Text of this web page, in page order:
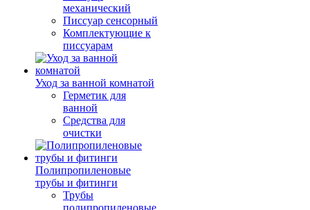
механический
Писсуар сенсорный
Комплектующие к
писсуарам
Уход за ванной комнатой
Герметик для
ванной
Средства для
очистки
Полипропиленовые
трубы и фитинги
Трубы
полипропиленовые